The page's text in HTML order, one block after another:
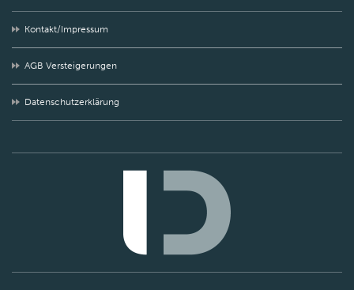
Kontakt/Impressum
AGB Versteigerungen
Datenschutzerklärung